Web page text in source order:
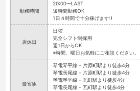
勤務時間
20:00〜LAST
短時間勤務OK
1日４時間で十分稼げます!!
店休日
日曜
完全シフト制採用
週1日からOK
※時間、曜日お気軽にご相談ください。
最寄駅
琴電琴平線 - 片原町駅より徒歩4分
琴電長尾線 - 片原町駅より徒歩4分
琴電琴平線 - 瓦町駅より徒歩4分
琴電長尾線 - 瓦町駅より徒歩4分